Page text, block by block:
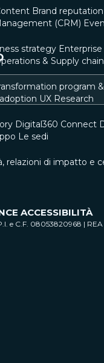
Brand
(CRM)
strategy
& Supply
program
UX Research
Digital360 Connect
Le sedi
relazioni di impatto e
ACCESSIBILITÀ
e C.F. 08053820968 |